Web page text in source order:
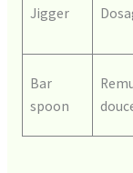
Jigger
Bar
spoon